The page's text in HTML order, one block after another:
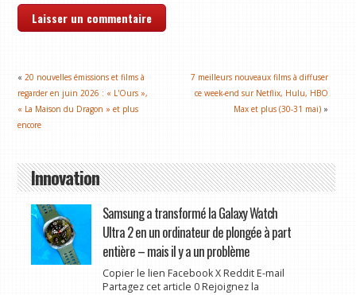
«20 nouvelles émissions et films à
regarder en juin 2026 : « L'Ours »,
« La Maison du Dragon » et plus
encore
7 meilleurs nouveaux films à diffuser
ce week-end sur Netflix, Hulu, HBO
Max et plus (30-31 mai) »
Innovation
Samsung a transformé la Galaxy Watch
Ultra 2 en un ordinateur de plongée à part
entière – mais il y a un problème
Copier le lien Facebook X Reddit E-mail
Partagez cet article 0 Rejoignez la